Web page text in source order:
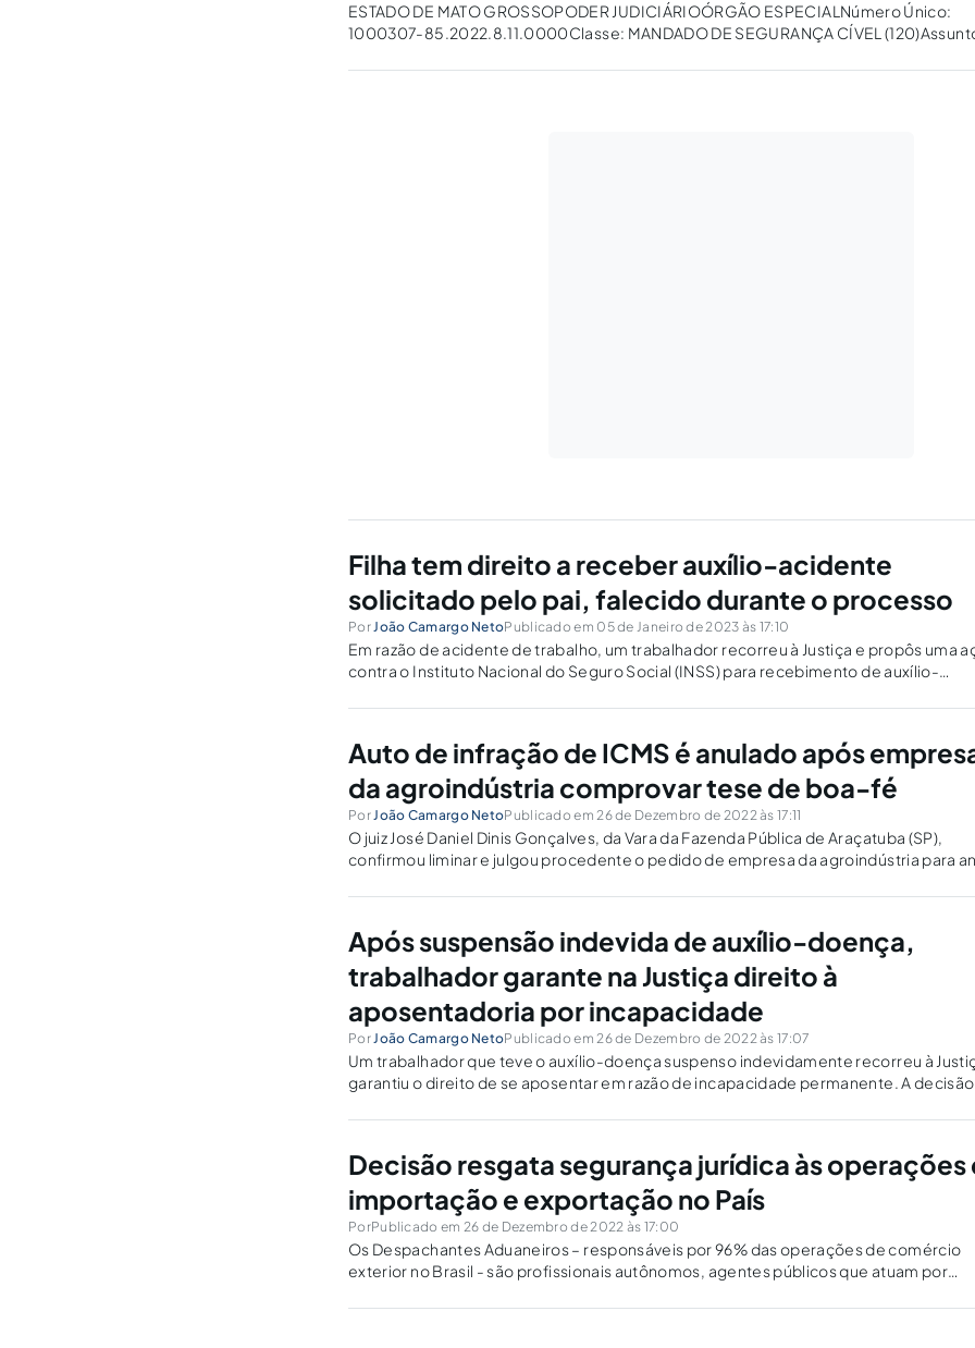
ESTADO DE MATO GROSSOPODER JUDICIÁRIOÓRGÃO ESPECIALNúmero Único:
1000307-85.2022.8.11.0000Classe: MANDADO DE SEGURANÇA CÍVEL
[DES(A). SEBASTIAO DE MORAES FILHO, DES(A). CARLOS ALBERTO ALVES DA
Filha tem direito a receber auxílio-acidente
solicitado pelo pai, falecido durante o processo
PorJoão Camargo NetoPublicado em 05 de Janeiro de 2023 às 17:10
Em razão de acidente de trabalho, um trabalhador recorreu à Justiça e propôs uma
contra o Instituto Nacional do Seguro Social (INSS) para recebimento de auxílio-
habilitou-se...
Auto de infração de ICMS é anulado após
da agroindústria comprovar tese de boa-fé
PorJoão Camargo NetoPublicado em 26 de Dezembro de 2022 às 17:11
O juiz José Daniel Dinis Gonçalves, da Vara da Fazenda Pública de Araçatuba (SP),
confirmou liminar e julgou procedente o pedido de empresa da agroindústria para
Após suspensão indevida de auxílio-doença,
trabalhador garante na Justiça direito à
aposentadoria por incapacidade
PorJoão Camargo NetoPublicado em 26 de Dezembro de 2022 às 17:07
Um trabalhador que teve o auxílio-doença suspenso indevidamente recorreu à
garantiu o direito de se aposentar em razão de incapacidade permanente. A
Decisão resgata segurança jurídica às operações
importação e exportação no País
PorPublicado em 26 de Dezembro de 2022 às 17:00
Os Despachantes Aduaneiros – responsáveis por 96% das operações de comércio
exterior no Brasil - são profissionais autônomos, agentes públicos que atuam por
desembaraço aduaneiro a particulares, sob fiscalização...